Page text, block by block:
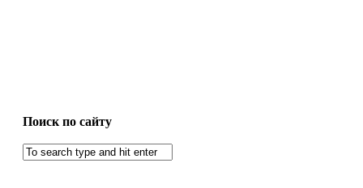
Поиск по сайту